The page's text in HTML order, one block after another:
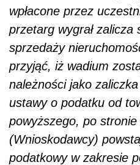
wpłacone przez
przetarg wygrał
sprzedaży
przyjąć, iż wadium
należności jako
ustawy o podatku od
powyższego, po
(Wnioskodawcy)
podatkowy w zakresie